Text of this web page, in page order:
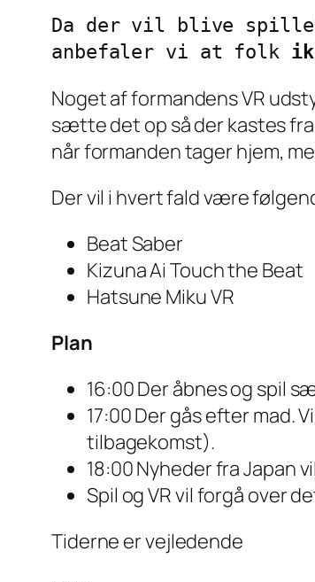
Da der vil blive
anbefaler vi at folk
Noget af formandens VR
sætte det op så der kastes
når formanden tager hjem,
Der vil i hvert fald være
Beat Saber
Kizuna Ai Touch the Beat
Hatsune Miku VR
Plan
16:00 Der åbnes og spil
17:00 Der gås efter mad.
tilbagekomst).
18:00 Nyheder fra Japan
Spil og VR vil forgå over
Tiderne er vejledende